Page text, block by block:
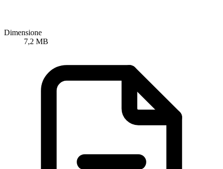
Dimensione
7,2 MB